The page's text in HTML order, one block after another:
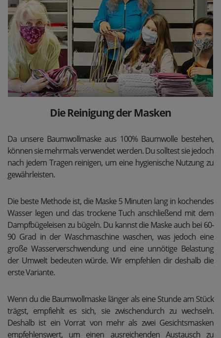
Die Reinigung der Masken
Da unsere Baumwollmaske aus 100% Baumwolle bestehen,
können sie mehrmals verwendet werden. Du solltest sie jedoch
nach jedem Tragen reinigen, um eine hygienische Nutzung zu
gewährleisten.
Die beste Methode ist, die Maske 5 Minuten lang in kochendes
Wasser legen und das trockene Tuch anschließend mit dem
Dampfbügeleisen zu bügeln. Du kannst die Maske auch bei 60-
90 Grad in der Waschmaschine waschen, was jedoch eine
große Wasserverschwendung und eine unnötige Belastung
der Umwelt bedeuten würde. Wir empfehlen dir deshalb die
erste Variante.
Wenn du die Baumwollmaske länger als eine Stunde am Stück
trägst, empfiehlt es sich, sie zwischendurch zu wechseln.
Deshalb ist ein Vorrat von mehr als zwei Gesichtsmasken
empfehlenswert, um einen ausreichenden Austausch zu